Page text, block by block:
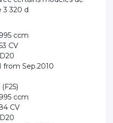
3 320 d
ccm
CV
from Sep.2010
ccm
CV